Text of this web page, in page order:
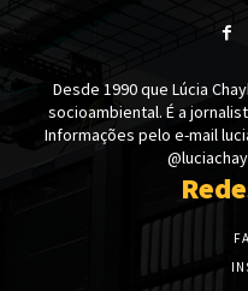
Desde 1990 que Lúcia
socioambiental. É a
Informações pelo e-mail